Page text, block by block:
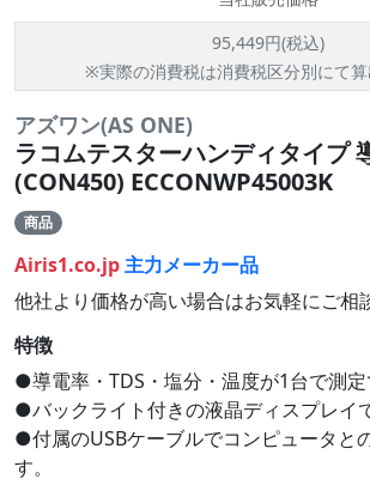
95,449円(税込)
※実際の消費税は消費税区分別にて
アズワン(AS ONE)
ラコムテスターハンディタイプ
(CON450) ECCONWP45003K
商品
Airis1.co.jp主力メーカー品
他社より価格が高い場合はお気軽にご相
特徴
●導電率・TDS・塩分・温度が1台で測定
●バックライト付きの液晶ディスプレイ
●付属のUSBケーブルでコンピュータと
す。